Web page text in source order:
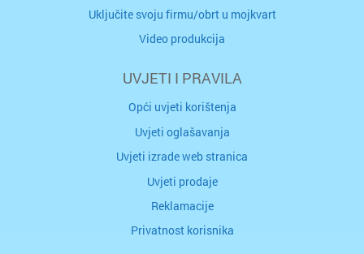
Uključite svoju firmu/obrt u mojkvart
Video produkcija
UVJETI I PRAVILA
Opći uvjeti korištenja
Uvjeti oglašavanja
Uvjeti izrade web stranica
Uvjeti prodaje
Reklamacije
Privatnost korisnika